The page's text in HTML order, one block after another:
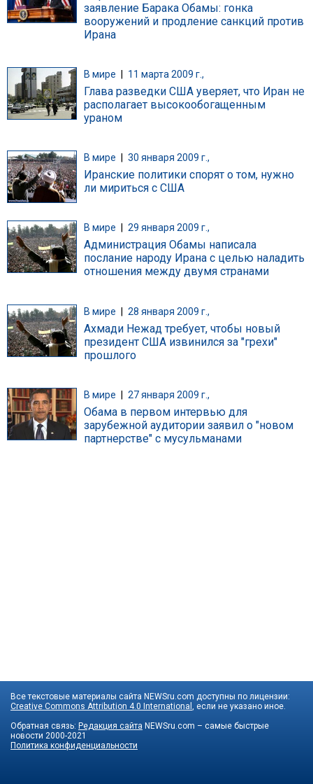
заявление Барака Обамы: гонка
вооружений и продление санкций против
Ирана
В мире 11 марта 2009 г.,
Глава разведки США уверяет, что Иран не
располагает высокообогащенным
ураном
В мире 30 января 2009 г.,
Иранские политики спорят о том, нужно
ли мириться с США
В мире 29 января 2009 г.,
Администрация Обамы написала
послание народу Ирана с целью наладить
отношения между двумя странами
В мире | 28 января 2009 г.,
Ахмади Нежад требует, чтобы новый
президент США извинился за "грехи"
прошлого
В мире 27 января 2009 г.,
Обама в первом интервью для
зарубежной аудитории заявил о "новом
партнерстве" с мусульманами
Все текстовые материалы сайта NEWSru.com доступны по лицензии:
Creative Commons Attribution 4.0 International , если не указано иное.
Обратная связь: Редакция сайта NEWSru.com – самые быстрые
новости 2000-2021
Политика конфиденциальности